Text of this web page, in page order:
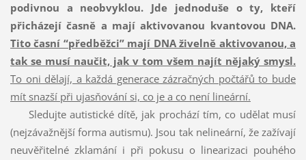
podivnou a neobvyklou. Jde jednoduše o ty, kteří
přicházejí časně a mají aktivovanou kvantovou DNA.
Tito časní “předběžci” mají DNA živelně aktivovanou, a
tak se musí naučit, jak v tom všem najít nějaký smysl.
To oni dělají, a každá generace zázračných počtářů to bude
mít snazší při ujasňování si, co je a co není lineární.
Sledujte autistické dítě, jak prochází tím, co udělat musí
(nejzávažnější forma autismu). Jsou tak nelineární, že zažívají
neuvěřitelné zklamání i při pokusu o linearizaci pouhého